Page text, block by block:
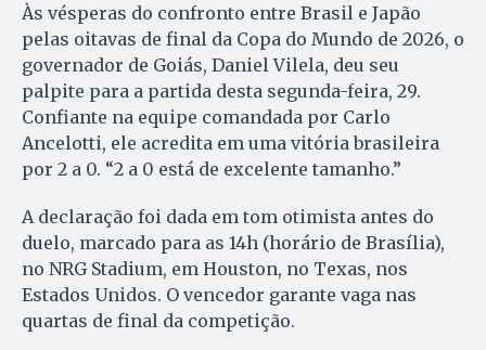
Às vésperas do confronto entre Brasil e Japão
pelas oitavas de final da Copa do Mundo de 2026, o
governador de Goiás, Daniel Vilela, deu seu
palpite para a partida desta segunda-feira, 29.
Confiante na equipe comandada por Carlo
Ancelotti, ele acredita em uma vitória brasileira
por 2 a 0. “2 a 0 está de excelente tamanho.”
A declaração foi dada em tom otimista antes do
duelo, marcado para as 14h (horário de Brasília),
no NRG Stadium, em Houston, no Texas, nos
Estados Unidos. O vencedor garante vaga nas
quartas de final da competição.